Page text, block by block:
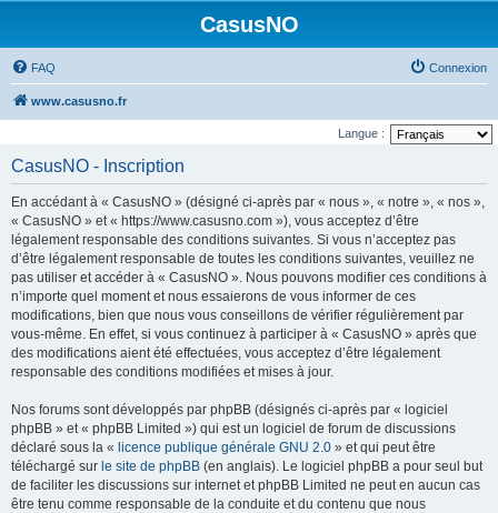
CasusNO
FAQ Connexion
www.casusno.fr
Langue :
CasusNO - Inscription
En accédant à « CasusNO » (désigné ci-après par « nous », « notre », « nos »,
« CasusNO » et « https://www.casusno.com »), vous acceptez d’être
légalement responsable des conditions suivantes. Si vous n’acceptez pas
d’être légalement responsable de toutes les conditions suivantes, veuillez ne
pas utiliser et accéder à « CasusNO ». Nous pouvons modifier ces conditions à
n’importe quel moment et nous essaierons de vous informer de ces
modifications, bien que nous vous conseillons de vérifier régulièrement par
vous-même. En effet, si vous continuez à participer à « CasusNO » après que
des modifications aient été effectuées, vous acceptez d’être légalement
responsable des conditions modifiées et mises à jour.
Nos forums sont développés par phpBB (désignés ci-après par « logiciel
phpBB » et « phpBB Limited ») qui est un logiciel de forum de discussions
déclaré sous la « licence publique générale GNU 2.0 » et qui peut être
téléchargé sur le site de phpBB (en anglais). Le logiciel phpBB a pour seul but
de faciliter les discussions sur internet et phpBB Limited ne peut en aucun cas
être tenu comme responsable de la conduite et du contenu que nous